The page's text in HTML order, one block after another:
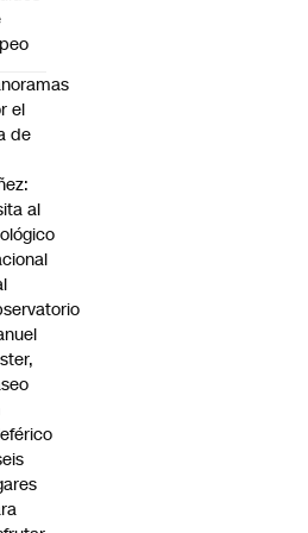
el
de
al